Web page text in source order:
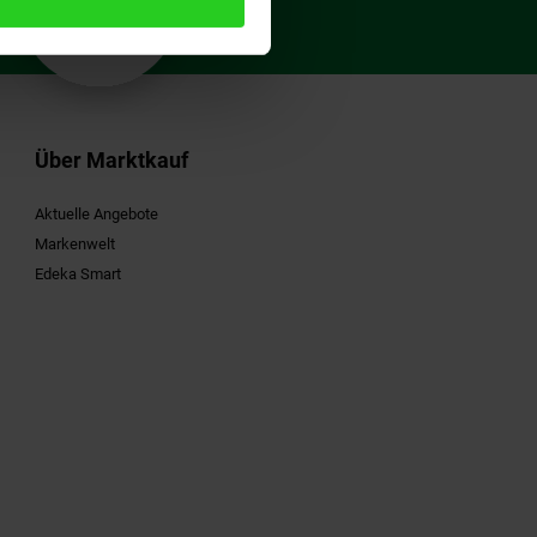
Gutschein
Über Marktkauf
Aktuelle Angebote
Markenwelt
Edeka Smart